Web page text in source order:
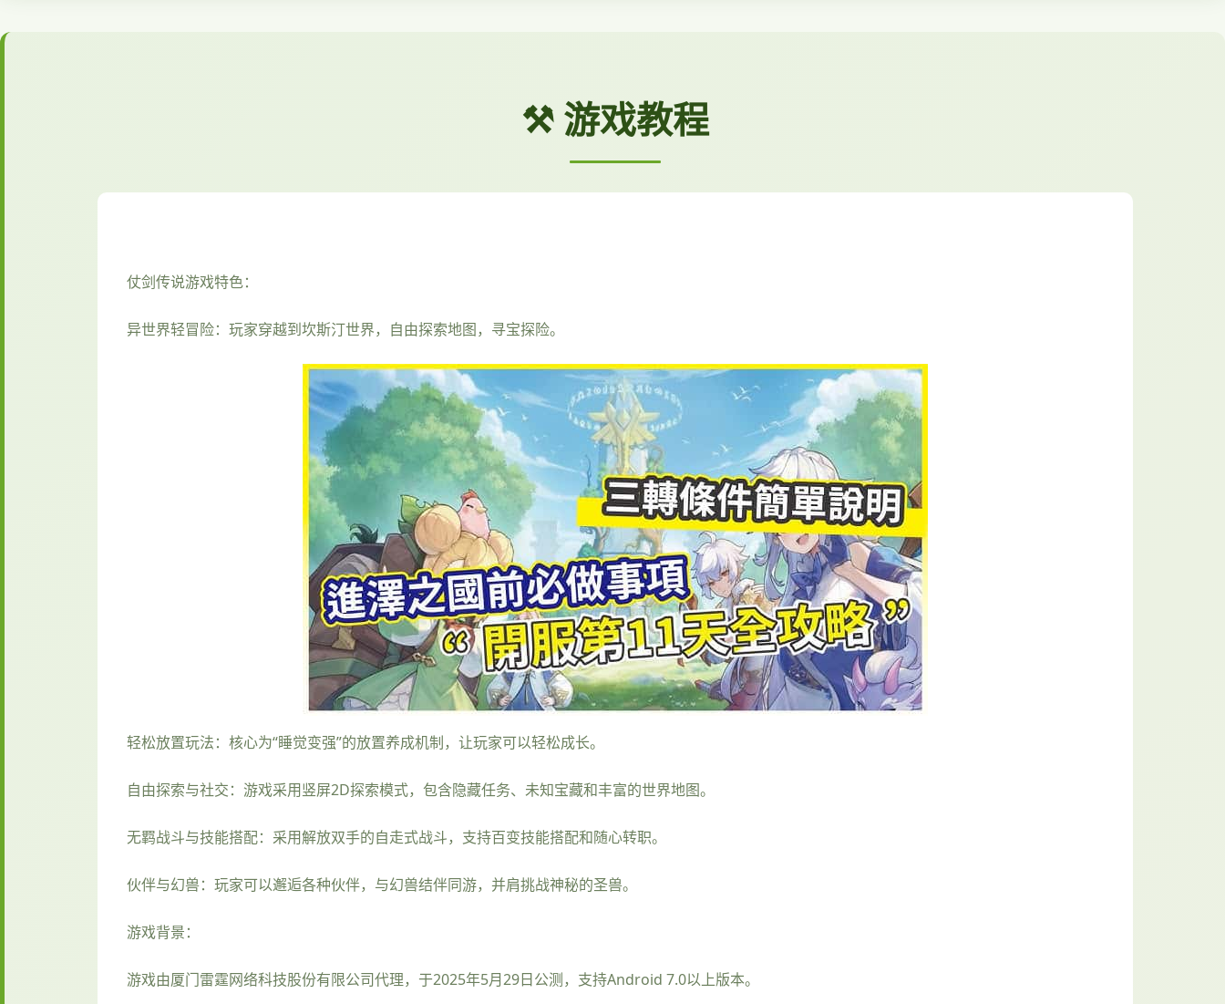
⚒️ 游戏教程
仗剑传说游戏特色：
异世界轻冒险：玩家穿越到坎斯汀世界，自由探索地图，寻宝探险。
轻松放置玩法：核心为“睡觉变强”的放置养成机制，让玩家可以轻松成长。
自由探索与社交：游戏采用竖屏2D探索模式，包含隐藏任务、未知宝藏和丰富的世界地图。
无羁战斗与技能搭配：采用解放双手的自走式战斗，支持百变技能搭配和随心转职。
伙伴与幻兽：玩家可以邂逅各种伙伴，与幻兽结伴同游，并肩挑战神秘的圣兽。
游戏背景：
游戏由厦门雷霆网络科技股份有限公司代理，于2025年5月29日公测，支持Android 7.0以上版本。